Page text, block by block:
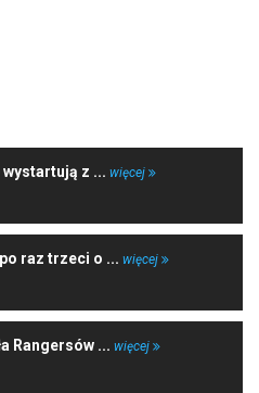
z ... więcej
raz trzeci o ... więcej
Rangersów ... więcej